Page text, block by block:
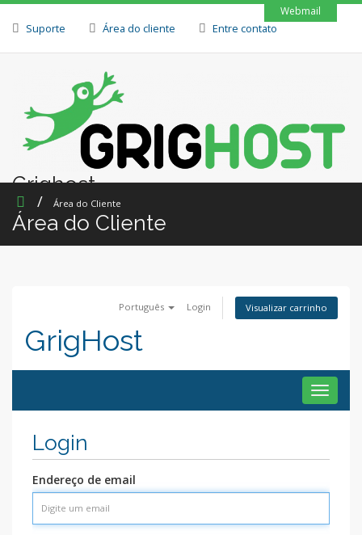
Webmail
Suporte Área do cliente Entre contato
Grighost
Área do Cliente
Área do Cliente
Português Login Visualizar carrinho
GrigHost
Toggle
Login
Endereço de email